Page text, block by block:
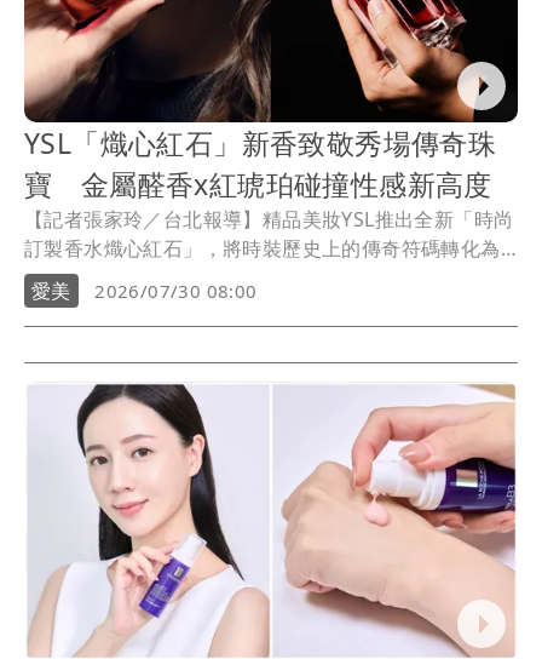
YSL「熾心紅石」新香致敬秀場傳奇珠
寶 金屬醛香x紅琥珀碰撞性感新高度
【記者張家玲／台北報導】精品美妝YSL推出全新「時尚
訂製香水熾心紅石」，將時裝歷史上的傳奇符碼轉化為
迷人氣息。其靈感源自1961年高訂秀登場的「摯愛之
心」紅寶石心形珠寶，當時聖羅蘭先生會讓秀上最喜歡
的Ｍodel、穿上最重要的造型，戴上這款項鍊，此次香
氛新品以深邃的琥珀花香調詮釋狂熱迷戀，透出危險又
性感的時髦氛圍。
愛美 2026/07/30 08:00